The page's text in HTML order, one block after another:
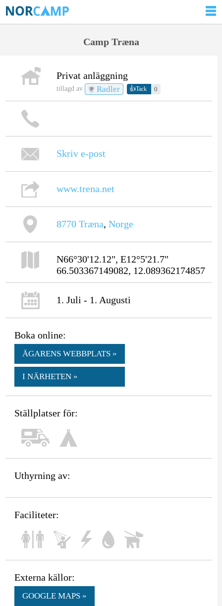
Camp Træna
Privat anläggning
tillagd av Radler 👍Tack 0
Skriv e-post
www.trena.net
8770 Træna, Norge
N66°30'12.12", E12°5'21.7"
66.503367149082, 12.089362174857
1. Juli - 1. Augusti
Boka online:
ÄGARENS WEBBPLATS »
I NÄRHETEN »
Ställplatser för:
Uthyrning av:
Faciliteter:
Externa källor:
GOOGLE MAPS »